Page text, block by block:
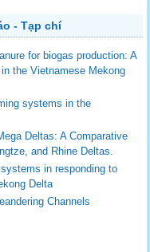
- Tạp chí
for biogas production: A
the Vietnamese Mekong
systems in the
Deltas: A Comparative
and Rhine Deltas.
in responding to
Delta
Channels